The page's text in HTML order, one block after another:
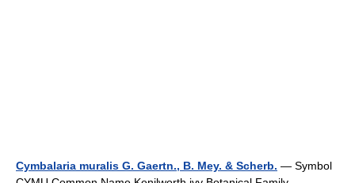
Cymbalaria muralis G. Gaertn., B. Mey. & Scherb. — Symbol